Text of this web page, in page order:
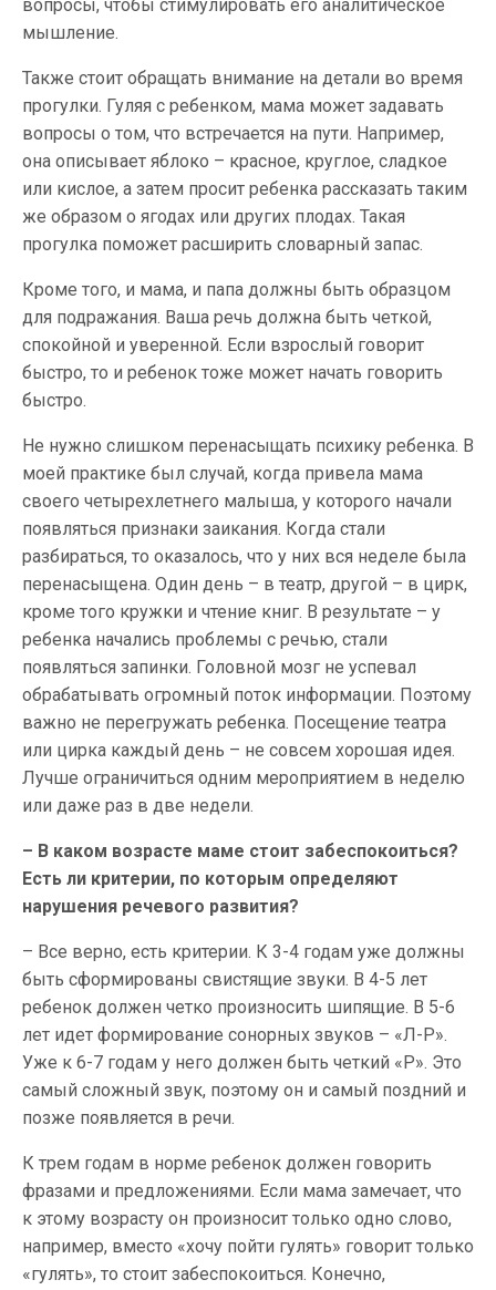
вопросы, чтобы стимулировать его аналитическое
мышление.
Также стоит обращать внимание на детали во время
прогулки. Гуляя с ребенком, мама может задавать
вопросы о том, что встречается на пути. Например,
она описывает яблоко – красное, круглое, сладкое
или кислое, а затем просит ребенка рассказать таким
же образом о ягодах или других плодах. Такая
прогулка поможет расширить словарный запас.
Кроме того, и мама, и папа должны быть образцом
для подражания. Ваша речь должна быть четкой,
спокойной и уверенной. Если взрослый говорит
быстро, то и ребенок тоже может начать говорить
быстро.
Не нужно слишком перенасыщать психику ребенка. В
моей практике был случай, когда привела мама
своего четырехлетнего малыша, у которого начали
появляться признаки заикания. Когда стали
разбираться, то оказалось, что у них вся неделе была
перенасыщена. Один день – в театр, другой – в цирк,
кроме того кружки и чтение книг. В результате – у
ребенка начались проблемы с речью, стали
появляться запинки. Головной мозг не успевал
обрабатывать огромный поток информации. Поэтому
важно не перегружать ребенка. Посещение театра
или цирка каждый день – не совсем хорошая идея.
Лучше ограничиться одним мероприятием в неделю
или даже раз в две недели.
– В каком возрасте маме стоит забеспокоиться?
Есть ли критерии, по которым определяют
нарушения речевого развития?
– Все верно, есть критерии. К 3-4 годам уже должны
быть сформированы свистящие звуки. В 4-5 лет
ребенок должен четко произносить шипящие. В 5-6
лет идет формирование сонорных звуков – «Л-Р».
Уже к 6-7 годам у него должен быть четкий «Р». Это
самый сложный звук, поэтому он и самый поздний и
позже появляется в речи.
К трем годам в норме ребенок должен говорить
фразами и предложениями. Если мама замечает, что
к этому возрасту он произносит только одно слово,
например, вместо «хочу пойти гулять» говорит только
«гулять», то стоит забеспокоиться. Конечно,